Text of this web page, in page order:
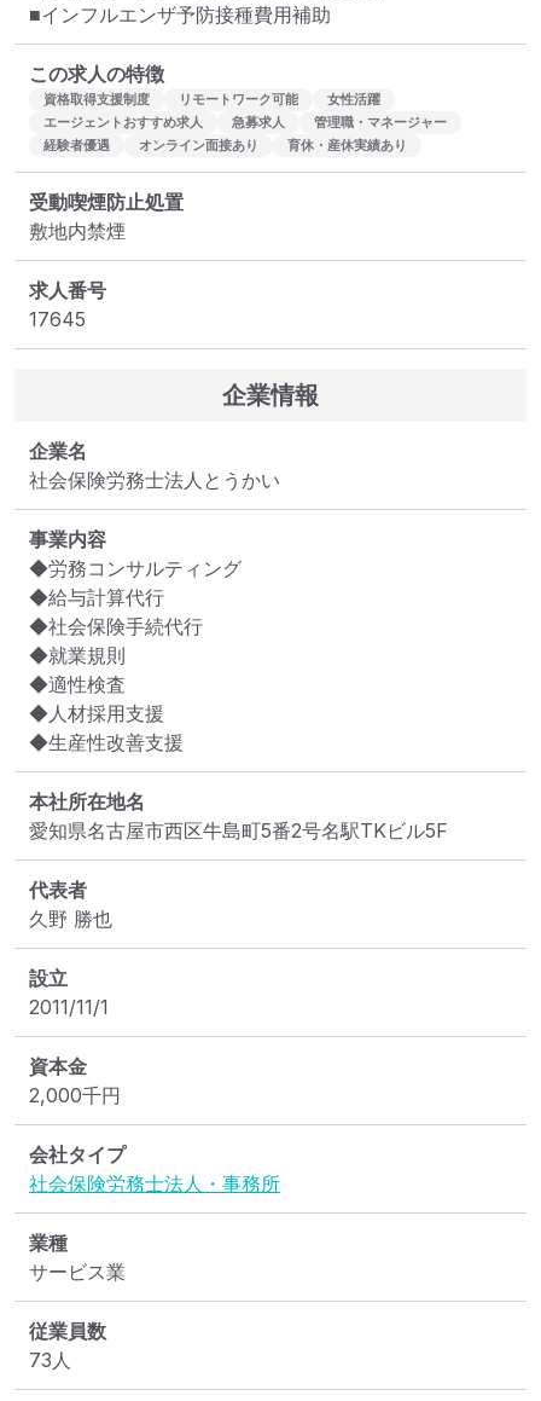
■インフルエンザ予防接種費用補助
この求人の特徴
資格取得支援制度 リモートワーク可能
女性活躍
エージェントおすすめ求人
急募求人
管理職・マネージャー
経験者優遇
オンライン面接あり 育休・産休実績あり
受動喫煙防止処置
敷地内禁煙
求人番号
17645
企業情報
企業名
社会保険労務士法人とうかい
事業内容
◆労務コンサルティング
◆給与計算代行
◆社会保険手続代行
◆就業規則
◆適性検査
◆人材採用支援
◆生産性改善支援
本社所在地名
愛知県名古屋市西区牛島町5番2号名駅TKビル5F
代表者
久野 勝也
設立
2011/11/1
資本金
2,000千円
会社タイプ
社会保険労務士法人・事務所
業種
サービス業
従業員数
73人